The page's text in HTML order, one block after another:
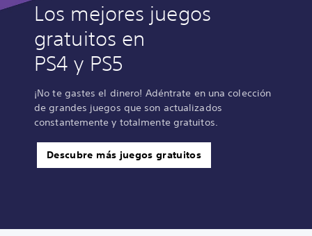
Los mejores juegos
gratuitos en
PS4 y PS5
¡No te gastes el dinero! Adéntrate en una colección
de grandes juegos que son actualizados
constantemente y totalmente gratuitos.
Descubre más juegos gratuitos